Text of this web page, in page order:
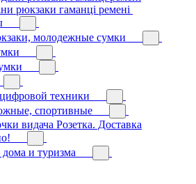
рюкзаки гаманці ремені
молодежные сумки
техники
спортивные
видача Розетка. Доставка
и туризма